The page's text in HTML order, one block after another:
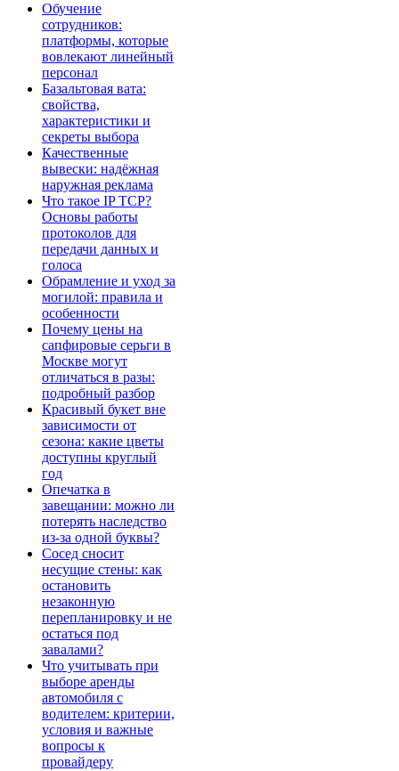
Обучение
сотрудников:
платформы, которые
вовлекают линейный
персонал
Базальтовая вата:
свойства,
характеристики и
секреты выбора
Качественные
вывески: надёжная
наружная реклама
Что такое IP TCP?
Основы работы
протоколов для
передачи данных и
голоса
Обрамление и уход за
могилой: правила и
особенности
Почему цены на
сапфировые серьги в
Москве могут
отличаться в разы:
подробный разбор
Красивый букет вне
зависимости от
сезона: какие цветы
доступны круглый
год
Опечатка в
завещании: можно ли
потерять наследство
из-за одной буквы?
Сосед сносит
несущие стены: как
остановить
незаконную
перепланировку и не
остаться под
завалами?
Что учитывать при
выборе аренды
автомобиля с
водителем: критерии,
условия и важные
вопросы к
провайдеру